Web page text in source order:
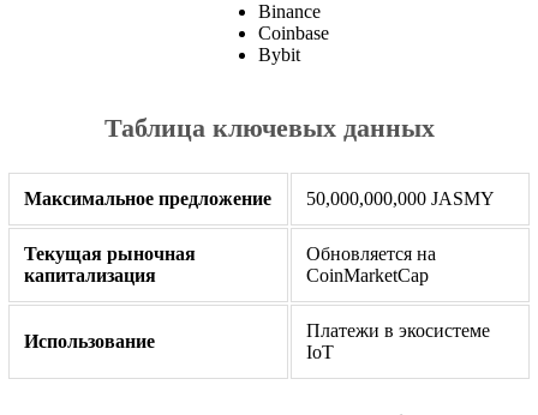
Binance
Coinbase
Bybit
Таблица ключевых данных
Максимальное предложение 50,000,000,000 JASMY
Текущая рыночная
капитализация
Обновляется на
CoinMarketCap
Использование
Платежи в экосистеме
IoT